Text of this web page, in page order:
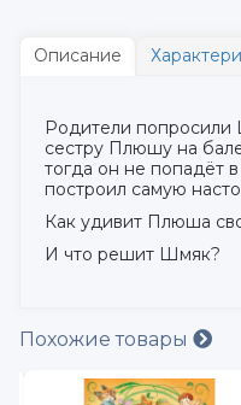
Описание
Родители
сестру Плюшу на
тогда он не попадёт
построил самую
Как удивит Плюша
И что решит Шмяк?
Похожие товары